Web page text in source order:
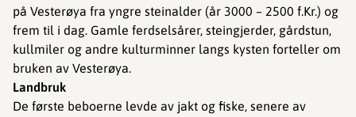
på Vesterøya fra yngre steinalder (år 3000 – 2500 f.Kr.) og
frem til i dag. Gamle ferdselsårer, steingjerder, gårdstun,
kullmiler og andre kulturminner langs kysten forteller om
bruken av Vesterøya.
Landbruk
De første beboerne levde av jakt og fiske, senere av